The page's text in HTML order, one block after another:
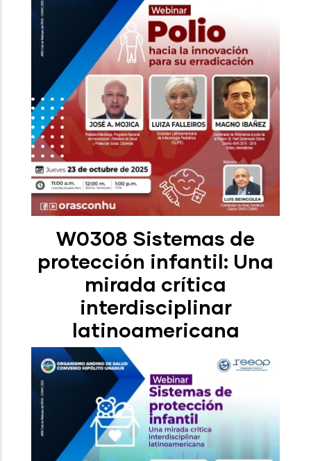
W0308 Sistemas de
protección infantil: Una
mirada crítica
interdisciplinar
latinoamericana